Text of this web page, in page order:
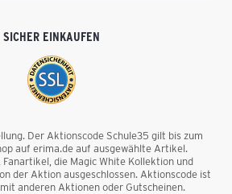
SICHER EINKAUFEN
Der Aktionscode Schule35 gilt bis zum
auf erima.de auf ausgewählte Artikel.
die Magic White Kollektion und
der Aktion ausgeschlossen. Aktionscode ist
anderen Aktionen oder Gutscheinen.